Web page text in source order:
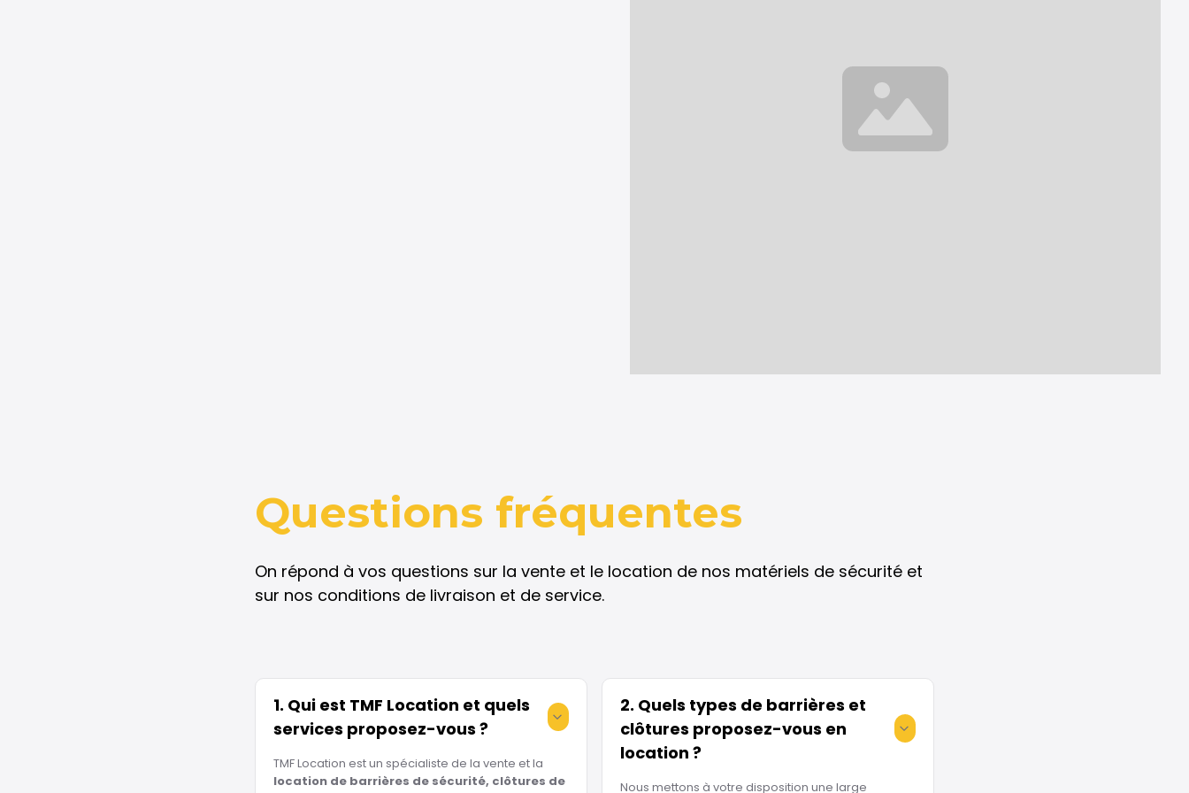
Questions fréquentes
On répond à vos questions sur la vente et le location de nos matériels de sécurité et
sur nos conditions de livraison et de service.
1. Qui est TMF Location et quels
services proposez-vous ?
TMF Location est un spécialiste de la vente et la
location de barrières de sécurité, clôtures de
2. Quels types de barrières et
clôtures proposez-vous en
location ?
Nous mettons à votre disposition une large